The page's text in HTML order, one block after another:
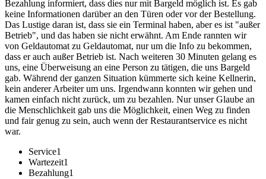
Bezahlung informiert, dass dies nur mit Bargeld möglich ist. Es gab
keine Informationen darüber an den Türen oder vor der Bestellung.
Das Lustige daran ist, dass sie ein Terminal haben, aber es ist "außer
Betrieb", und das haben sie nicht erwähnt. Am Ende rannten wir
von Geldautomat zu Geldautomat, nur um die Info zu bekommen,
dass er auch außer Betrieb ist. Nach weiteren 30 Minuten gelang es
uns, eine Überweisung an eine Person zu tätigen, die uns Bargeld
gab. Während der ganzen Situation kümmerte sich keine Kellnerin,
kein anderer Arbeiter um uns. Irgendwann konnten wir gehen und
kamen einfach nicht zurück, um zu bezahlen. Nur unser Glaube an
die Menschlichkeit gab uns die Möglichkeit, einen Weg zu finden
und fair genug zu sein, auch wenn der Restaurantservice es nicht
war.
Service1
Wartezeit1
Bezahlung1